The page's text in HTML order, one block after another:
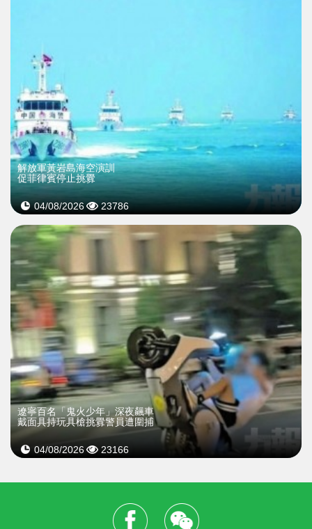
解放軍黃岩島海空演訓
促菲律賓停止挑釁
04/08/2026 23786
遼寧百名「鬼火少年」深夜飆車
戴面具持玩具槍挑釁警員遭圍捕
04/08/2026 23166